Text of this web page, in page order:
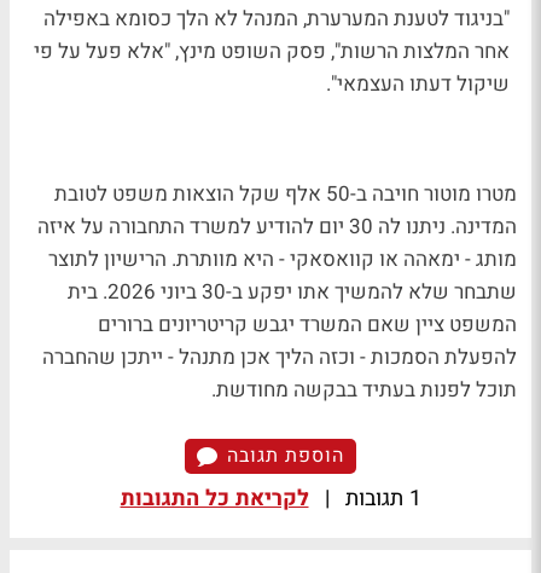
"בניגוד לטענת המערערת, המנהל לא הלך כסומא באפילה
אחר המלצות הרשות", פסק השופט מינץ, "אלא פעל על פי
שיקול דעתו העצמאי".
מטרו מוטור חויבה ב-50 אלף שקל הוצאות משפט לטובת
המדינה. ניתנו לה 30 יום להודיע למשרד התחבורה על איזה
מותג - ימאהה או קוואסאקי - היא מוותרת. הרישיון לתוצר
שתבחר שלא להמשיך אתו יפקע ב-30 ביוני 2026. בית
המשפט ציין שאם המשרד יגבש קריטריונים ברורים
להפעלת הסמכות - וכזה הליך אכן מתנהל - ייתכן שהחברה
תוכל לפנות בעתיד בבקשה מחודשת.
הוספת תגובה
1 תגובות | לקריאת כל התגובות